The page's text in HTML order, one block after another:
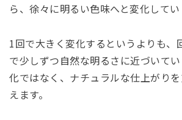
ら、徐々に明るい色味へと変化してい
1回で大きく変化するというよりも、
で少しずつ自然な明るさに近づいて
化ではなく、ナチュラルな仕上がり
えます。